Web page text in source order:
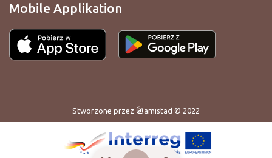
Mobile Applikation
Stworzone przez amistad © 2022